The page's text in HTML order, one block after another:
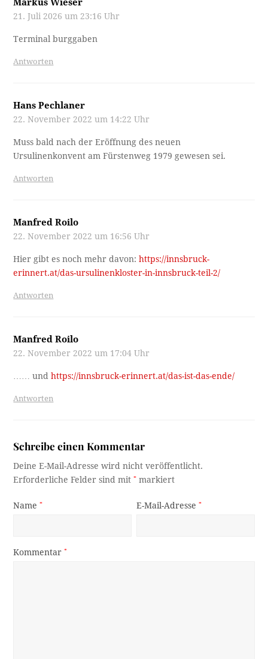
Markus Wieser
21. Juli 2026 um 23:16 Uhr
Terminal burggaben
Antworten
Hans Pechlaner
22. November 2022 um 14:22 Uhr
Muss bald nach der Eröffnung des neuen
Ursulinenkonvent am Fürstenweg 1979 gewesen sei.
Antworten
Manfred Roilo
22. November 2022 um 16:56 Uhr
Hier gibt es noch mehr davon:https://innsbruck-
erinnert.at/das-ursulinenkloster-in-innsbruck-teil-2/
Antworten
Manfred Roilo
22. November 2022 um 17:04 Uhr
…… undhttps://innsbruck-erinnert.at/das-ist-das-ende/
Antworten
Schreibe einen Kommentar
Deine E-Mail-Adresse wird nicht veröffentlicht.
Erforderliche Felder sind mit* markiert
Name* E-Mail-Adresse*
Kommentar*